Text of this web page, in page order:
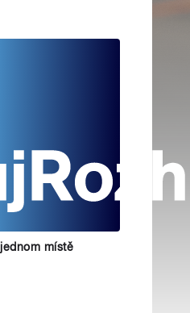
místě